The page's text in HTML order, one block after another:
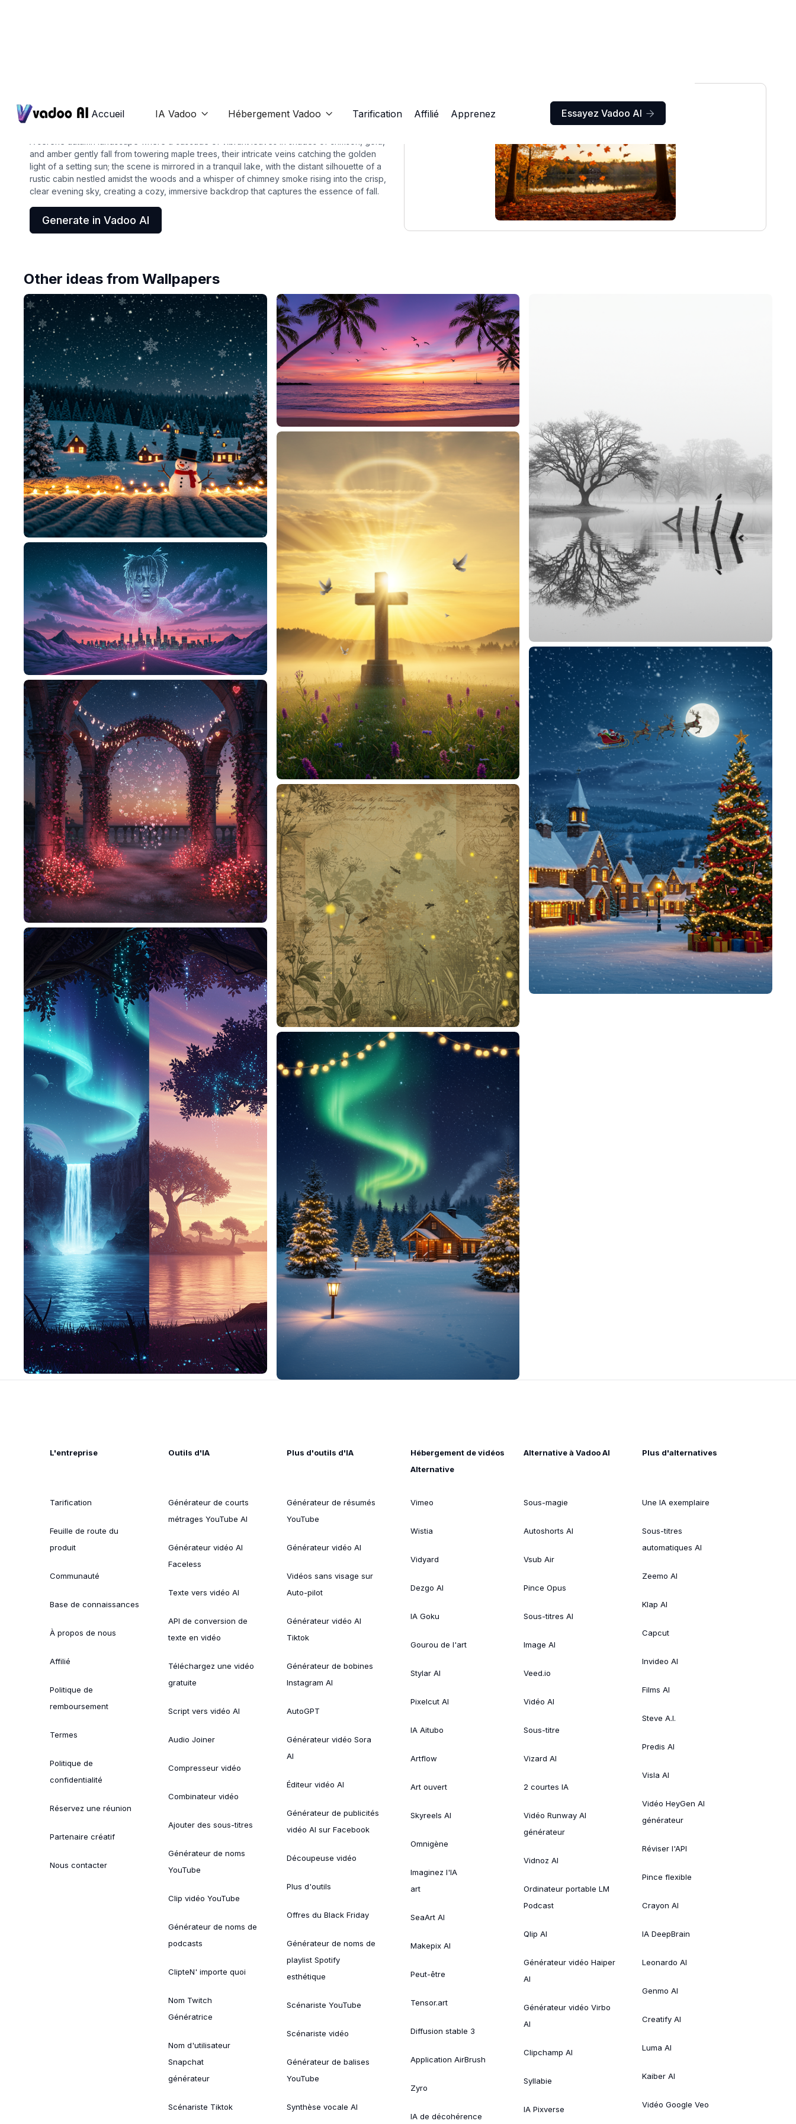
Accueil IA Vadoo  Hébergement Vadoo  Tarification Affilié Apprenez Essayez Vadoo AI 
fall wallpaper
and amber gently fall from towering maple trees, their intricate veins catching the golden
light of a setting sun; the scene is mirrored in a tranquil lake, with the distant silhouette of a
rustic cabin nestled amidst the woods and a whisper of chimney smoke rising into the crisp,
clear evening sky, creating a cozy, immersive backdrop that captures the essence of fall.
Generate in Vadoo AI
Other ideas from Wallpapers
L'entreprise
Tarification
Feuille de route du
produit
Communauté
Base de connaissances
À propos de nous
Affilié
Politique de
remboursement
Termes
Politique de
confidentialité
Réservez une réunion
Partenaire créatif
Nous contacter
Outils d'IA
Générateur de courts
métrages YouTube AI
Générateur vidéo AI
Faceless
Texte vers vidéo AI
API de conversion de
texte en vidéo
Téléchargez une vidéo
gratuite
Script vers vidéo AI
Audio Joiner
Compresseur vidéo
Combinateur vidéo
Ajouter des sous-titres
Générateur de noms
YouTube
Clip vidéo YouTube
Générateur de noms de
podcasts
ClipteN' importe quoi
Nom Twitch
Génératrice
Nom d'utilisateur
Snapchat
générateur
Scénariste Tiktok
Plus d'outils d'IA
Générateur de résumés
YouTube
Générateur vidéo AI
Vidéos sans visage sur
Auto-pilot
Générateur vidéo AI
Tiktok
Générateur de bobines
Instagram AI
AutoGPT
Générateur vidéo Sora
AI
Éditeur vidéo AI
Générateur de publicités
vidéo AI sur Facebook
Découpeuse vidéo
Plus d'outils
Offres du Black Friday
Générateur de noms de
playlist Spotify
esthétique
Scénariste YouTube
Scénariste vidéo
Générateur de balises
YouTube
Synthèse vocale AI
Hébergement de vidéos
Alternative
Vimeo
Wistia
Vidyard
Dezgo AI
IA Goku
Gourou de l'art
Stylar AI
Pixelcut AI
IA Aitubo
Artflow
Art ouvert
Skyreels AI
Omnigène
Imaginez l'IA
art
SeaArt AI
Makepix AI
Peut-être
Tensor.art
Diffusion stable 3
Application AirBrush
Zyro
IA de décohérence
Alternative à Vadoo AI
Sous-magie
Autoshorts AI
Vsub Air
Pince Opus
Sous-titres AI
Image AI
Veed.io
Vidéo AI
Sous-titre
Vizard AI
2 courtes IA
Vidéo Runway AI
générateur
Vidnoz AI
Ordinateur portable LM
Podcast
Qlip AI
Générateur vidéo Haiper
AI
Générateur vidéo Virbo
AI
Clipchamp AI
Syllabie
IA Pixverse
Plus d'alternatives
Une IA exemplaire
Sous-titres
automatiques AI
Zeemo AI
Klap AI
Capcut
Invideo AI
Films AI
Steve A.I.
Predis AI
Visla AI
Vidéo HeyGen AI
générateur
Réviser l'API
Pince flexible
Crayon AI
IA DeepBrain
Leonardo AI
Genmo AI
Creatify AI
Luma AI
Kaiber AI
Vidéo Google Veo